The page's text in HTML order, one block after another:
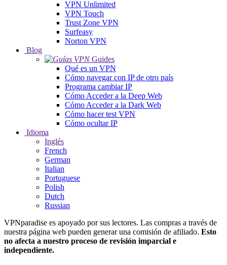
VPN Unlimited
VPN Touch
Trust Zone VPN
Surfeasy
Norton VPN
Blog
Guides
Qué es un VPN
Cómo navegar con IP de otro país
Programa cambiar IP
Cómo Acceder a la Deep Web
Cómo Acceder a la Dark Web
Cómo hacer test VPN
Cómo ocultar IP
Idioma
Inglés
French
German
Italian
Portuguese
Polish
Dutch
Russian
VPNparadise es apoyado por sus lectores. Las compras a través de
nuestra página web pueden generar una comisión de afiliado. Esto
no afecta a nuestro proceso de revisión imparcial e
independiente.